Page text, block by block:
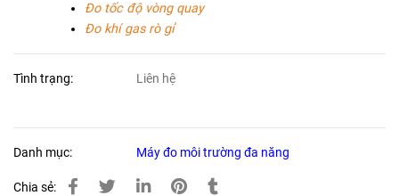
Đo tốc độ vòng quay
Đo khí gas rò gỉ
Tình trạng: Liên hệ
Danh mục: Máy đo môi trường đa năng
Chia sẻ: